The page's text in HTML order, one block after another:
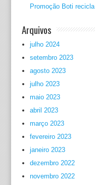
Promoção Boti recicla
Arquivos
julho 2024
setembro 2023
agosto 2023
julho 2023
maio 2023
abril 2023
março 2023
fevereiro 2023
janeiro 2023
dezembro 2022
novembro 2022